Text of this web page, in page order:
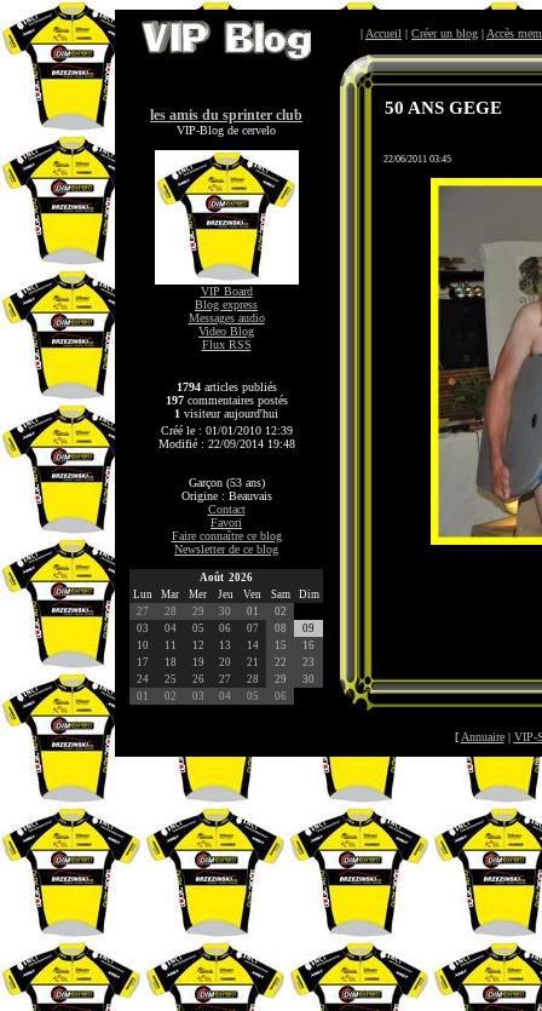
les amis du sprinter club
VIP-Blog de cervelo
VIP Board
Blog express
Messages audio
Video Blog
Flux RSS
1794articles publiés
197commentaires postés
1 visiteur aujourd'hui
Créé le : 01/01/2010 12:39
Modifié : 22/09/2014 19:48
Garçon (53 ans)
Origine : Beauvais
Contact
Favori
Faire connaître ce blog
Newsletter de ce blog
Août 2026
Lun
Mar Mer Jeu Ven Sam
Dim
27
28 29 30 01
02
03
04 05 06 07 08
09
10
11 12 13 14 15
16
17
18 19 20 21 22
23
24
25 26 27 28 29
30
01
02 03 04 05 06
| Accueil | Créer un blog | Accès
50 ANS GEGE
22/06/2011 03:45
[ Annuaire| VIP-
©